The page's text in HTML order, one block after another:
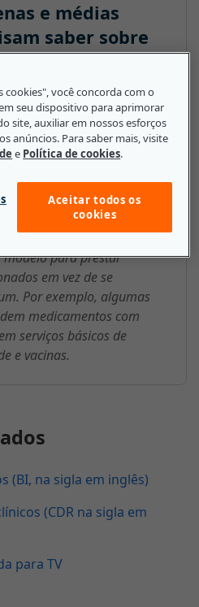
e médias
saber sobre
prestação de
sigla em inglês)
duas categorias principais.
médicos que muitas
e atendimento de saúde
grupos menores, que
dos recursos
considerados uma CDO.
empresas podem
modelo para prestar
em vez de se
Por exemplo, algumas
medicamentos com
serviços básicos de
e vacinas.
(BI, na sigla em inglês)
(CDR na sigla em
para TV
cookies", você concorda com o
seu dispositivo para aprimorar
site, auxiliar em nossos esforços
anúncios. Para saber mais, visite
e Política de cookies.
Aceitar todos os
cookies